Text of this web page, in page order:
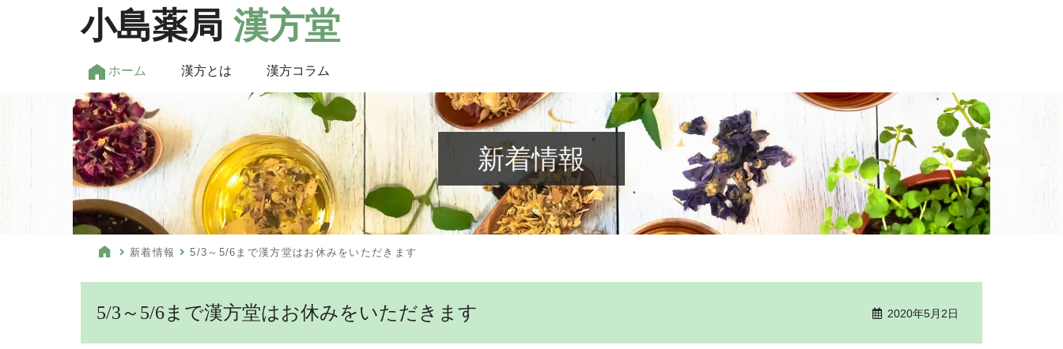
小島薬局 漢方堂
ホーム 漢方とは 漢方コラム
新着情報
新着情報 5/3～5/6まで漢方堂はお休みをいただきます
5/3～5/6まで漢方堂はお休みをいただきます 2020年5月2日